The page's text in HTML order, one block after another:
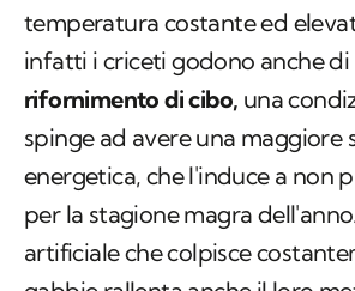
temperatura costante ed
infatti i criceti godono anche di
rifornimento di cibo, una
spinge ad avere una maggiore
energetica, che l'induce a non
per la stagione magra
artificiale che colpisce